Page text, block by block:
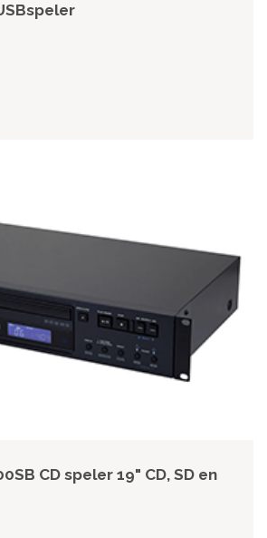
CD speler 19" CD, SD en